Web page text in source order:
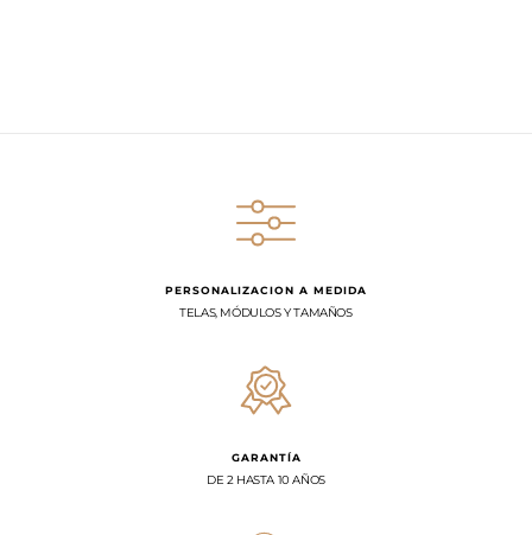
PERSONALIZACION A MEDIDA
TELAS, MÓDULOS Y TAMAÑOS
GARANTÍA
DE 2 HASTA 10 AÑOS